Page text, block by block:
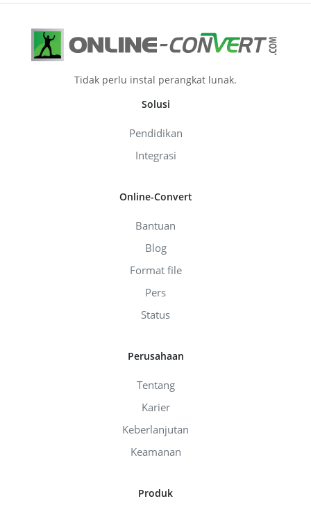
Tidak perlu instal perangkat lunak.
Solusi
Pendidikan
Integrasi
Online-Convert
Bantuan
Blog
Format file
Pers
Status
Perusahaan
Tentang
Karier
Keberlanjutan
Keamanan
Produk